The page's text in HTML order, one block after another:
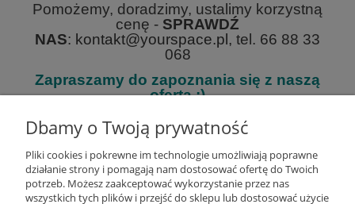
Pomożemy, doradzimy, ustalimy korzystną
cenę - SPRAWDŹ
NAS: kontakt@yourspace.pl, tel. 66 88 33
068
Zapraszamy do zapoznania się z naszą
ofertą :)
Pomoc
Dbamy o Twoją prywatność
Pliki cookies i pokrewne im technologie umożliwiają poprawne
działanie strony i pomagają nam dostosować ofertę do Twoich
potrzeb. Możesz zaakceptować wykorzystanie przez nas
wszystkich tych plików i przejść do sklepu lub dostosować użycie